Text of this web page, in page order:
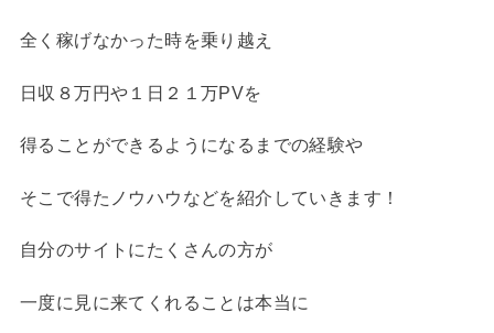
全く稼げなかった時を乗り越え
日収８万円や１日２１万PVを
得ることができるようになるまでの経験や
そこで得たノウハウなどを紹介していきます！
自分のサイトにたくさんの方が
一度に見に来てくれることは本当に